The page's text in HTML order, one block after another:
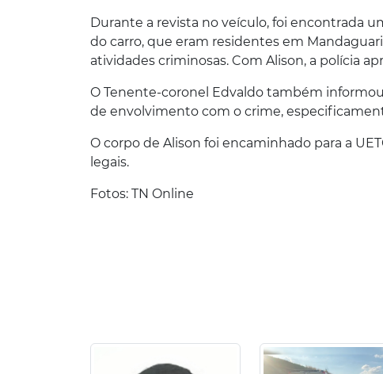
Durante a revista no veículo, foi encontrada
do carro, que eram residentes em
atividades criminosas. Com Alison, a polícia
O Tenente-coronel Edvaldo também
de envolvimento com o crime,
O corpo de Alison foi encaminhado para a
legais.
Fotos: TN Online